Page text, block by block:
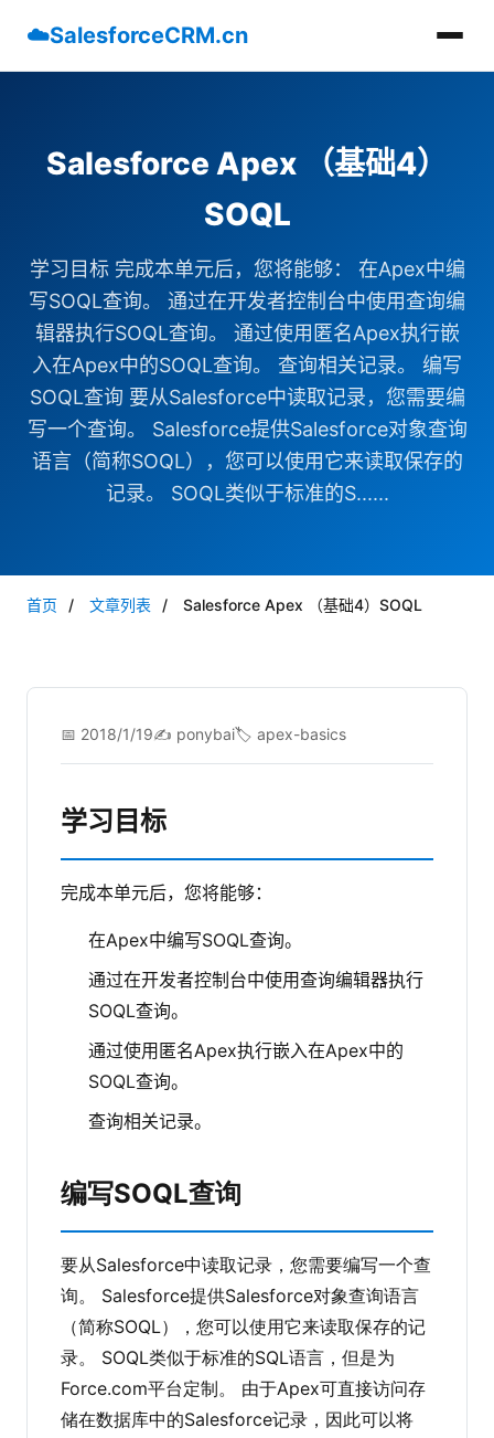
☁️SalesforceCRM.cn
Salesforce Apex （基础4）
SOQL
学习目标 完成本单元后，您将能够： 在Apex中编
写SOQL查询。 通过在开发者控制台中使用查询编
辑器执行SOQL查询。 通过使用匿名Apex执行嵌
入在Apex中的SOQL查询。 查询相关记录。 编写
SOQL查询 要从Salesforce中读取记录，您需要编
写一个查询。 Salesforce提供Salesforce对象查询
语言（简称SOQL），您可以使用它来读取保存的
记录。 SOQL类似于标准的S......
首页 / 文章列表 / Salesforce Apex （基础4）SOQL
📅 2018/1/19✍️ ponybai🏷️ apex-basics
学习目标
完成本单元后，您将能够：
在Apex中编写SOQL查询。
通过在开发者控制台中使用查询编辑器执行
SOQL查询。
通过使用匿名Apex执行嵌入在Apex中的
SOQL查询。
查询相关记录。
编写SOQL查询
要从Salesforce中读取记录，您需要编写一个查
询。 Salesforce提供Salesforce对象查询语言
（简称SOQL），您可以使用它来读取保存的记
录。 SOQL类似于标准的SQL语言，但是为
Force.com平台定制。 由于Apex可直接访问存
储在数据库中的Salesforce记录，因此可以将